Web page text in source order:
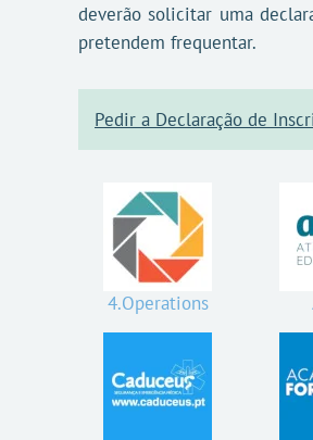
deverão solicitar uma
pretendem frequentar.
Pedir a Declaração de
4.Operations